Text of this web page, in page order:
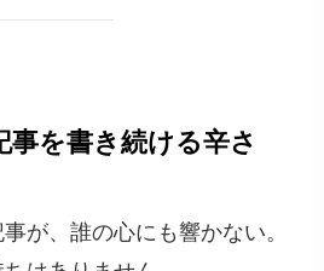
を書き続ける辛さ
が、誰の心にも響かない。